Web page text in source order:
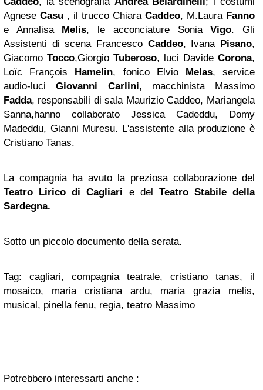
Agnese Casu , il trucco Chiara Caddeo, M.Laura Fanno
e Annalisa Melis, le acconciature SoniaVigo. Gli
Assistenti di scena Francesco Caddeo, Ivana Pisano,
Giacomo Tocco,Giorgio Tuberoso, luci Davide Corona,
Loïc François Hamelin, fonico Elvio Melas, service
audio-luci Giovanni Carlini, macchinista Massimo
Fadda, responsabili di sala Maurizio Caddeo, Mariangela
Sanna,hanno collaborato Jessica Cadeddu, Domy
Madeddu, Gianni Muresu. L'assistente alla produzione è
Cristiano Tanas.
La compagnia ha avuto la preziosa collaborazione del
Teatro Lirico di Cagliari e del Teatro Stabile della
Sardegna.
Sotto un piccolo documento della serata.
Tag: cagliari, compagnia teatrale, cristiano tanas, il
mosaico, maria cristiana ardu, maria grazia melis,
musical, pinella fenu, regia, teatro Massimo
Potrebbero interessarti anche :